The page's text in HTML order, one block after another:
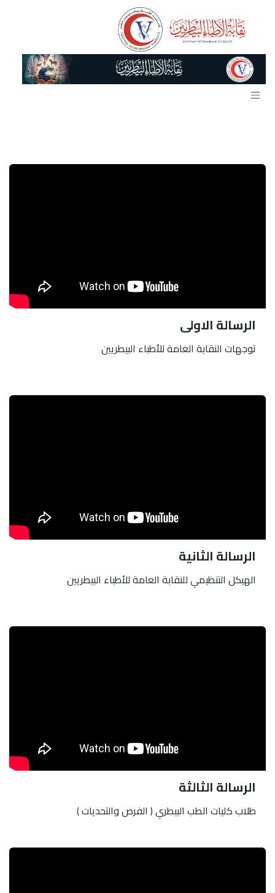
الرسالة الاولى
توجهات النقابة العامة للأطباء البيطريين
الرسالة الثانية
الهيكل التنظيمي للنقابة العامة للأطباء البيطريين
الرسالة الثالثة
طلاب كليات الطب البيطري ( الفرص والتحديات )